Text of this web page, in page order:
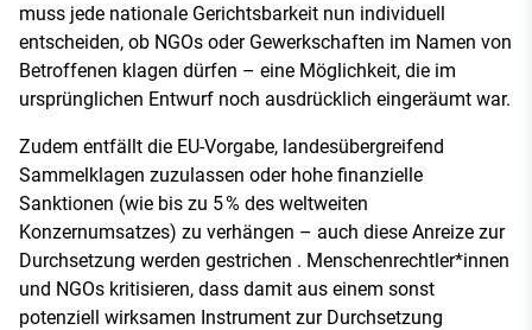
muss jede nationale Gerichtsbarkeit nun individuell
entscheiden, ob NGOs oder Gewerkschaften im Namen von
Betroffenen klagen dürfen – eine Möglichkeit, die im
ursprünglichen Entwurf noch ausdrücklich eingeräumt war.
Zudem entfällt die EU-Vorgabe, landesübergreifend
Sammelklagen zuzulassen oder hohe finanzielle
Sanktionen (wie bis zu 5 % des weltweiten
Konzernumsatzes) zu verhängen – auch diese Anreize zur
Durchsetzung werden gestrichen . Menschenrechtler*innen
und NGOs kritisieren, dass damit aus einem sonst
potenziell wirksamen Instrument zur Durchsetzung